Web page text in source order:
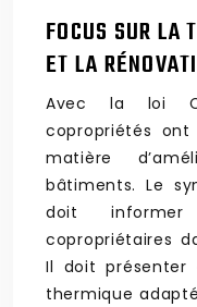
FOCUS SUR LA
ET LA
Avec la loi
copropriétés
matière
bâtiments. Le
doit
copropriétaires
Il doit présenter
thermique